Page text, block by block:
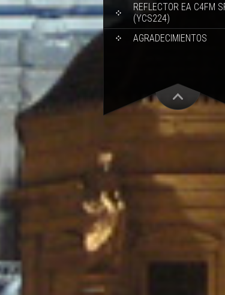
REFLECTOR EA C4FM
(YCS224)
AGRADECIMIENTOS